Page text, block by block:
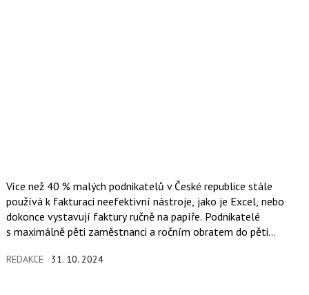
Více než 40 % malých podnikatelů v České republice stále
používá k fakturaci neefektivní nástroje, jako je Excel, nebo
dokonce vystavují faktury ručně na papíře. Podnikatelé
s maximálně pěti zaměstnanci a ročním obratem do pěti
z nedostatku automatizovaných řešení, a spoléhají se na
REDAKCE 31. 10. 2024